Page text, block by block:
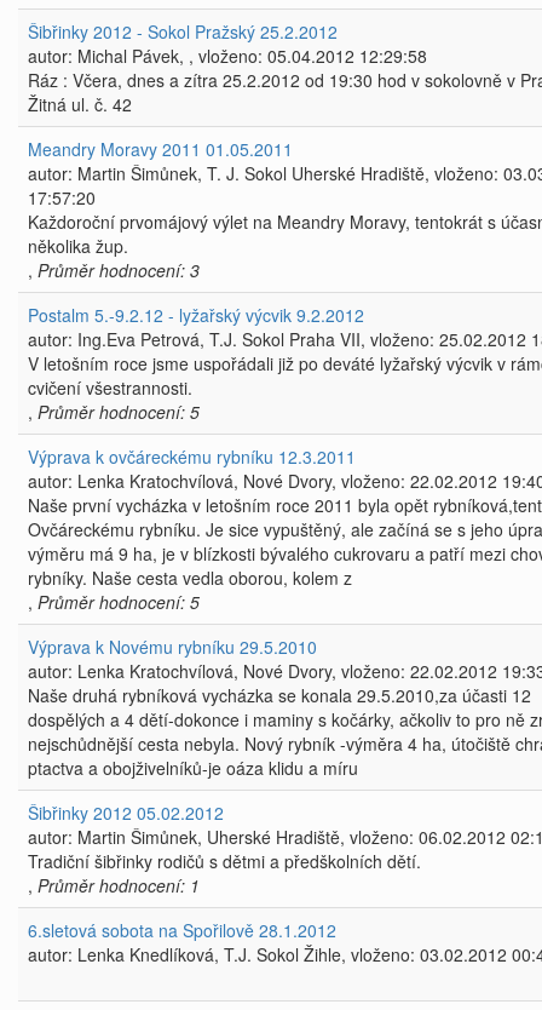
Šibřinky 2012 - Sokol Pražský 25.2.2012
autor: Michal Pávek, , vloženo: 05.04.2012 12:29:58
Ráz : Včera, dnes a zítra 25.2.2012 od 19:30 hod v sokolovně v
Žitná ul. č. 42
Meandry Moravy 2011 01.05.2011
autor: Martin Šimůnek, T. J. Sokol Uherské Hradiště, vloženo:
17:57:20
Každoroční prvomájový výlet na Meandry Moravy, tentokrát s
několika žup.
, Průměr hodnocení: 3
Postalm 5.-9.2.12 - lyžařský výcvik 9.2.2012
autor: Ing.Eva Petrová, T.J. Sokol Praha VII, vloženo: 25.02.2012
V letošním roce jsme uspořádali již po deváté lyžařský výcvik v
cvičení všestrannosti.
, Průměr hodnocení: 5
Výprava k ovčáreckému rybníku 12.3.2011
autor: Lenka Kratochvílová, Nové Dvory, vloženo: 22.02.2012
Naše první vycházka v letošním roce 2011 byla opět
Ovčáreckému rybníku. Je sice vypuštěný, ale začíná se s jeho
výměru má 9 ha, je v blízkosti bývalého cukrovaru a patří mezi
rybníky. Naše cesta vedla oborou, kolem z
, Průměr hodnocení: 5
Výprava k Novému rybníku 29.5.2010
autor: Lenka Kratochvílová, Nové Dvory, vloženo: 22.02.2012
Naše druhá rybníková vycházka se konala 29.5.2010,za účasti 12
dospělých a 4 dětí-dokonce i maminy s kočárky, ačkoliv to pro ně
nejschůdnější cesta nebyla. Nový rybník -výměra 4 ha, útočiště
ptactva a obojživelníků-je oáza klidu a míru
Šibřinky 2012 05.02.2012
autor: Martin Šimůnek, Uherské Hradiště, vloženo: 06.02.2012
Tradiční šibřinky rodičů s dětmi a předškolních dětí.
, Průměr hodnocení: 1
6.sletová sobota na Spořilově 28.1.2012
autor: Lenka Knedlíková, T.J. Sokol Žihle, vloženo: 03.02.2012